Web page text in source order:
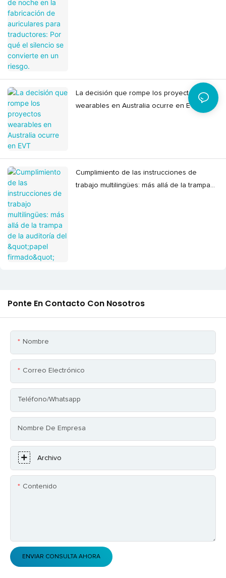
La decisión que rompe los proyectos
wearables en Australia ocurre en EVT
Cumplimiento de las instrucciones de
trabajo multilingües: más allá de la trampa
Ponte En Contacto Con Nosotros
Nombre
Correo Electrónico
Teléfono/whatsapp
Nombre De Empresa
Archivo
Contenido
ENVIAR CONSULTA AHORA